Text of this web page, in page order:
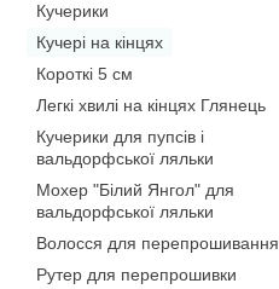
Кучерики
Кучері на кінцях
Короткі 5 см
Легкі хвилі на кінцях Глянець
Кучерики для пупсів і
вальдорфської ляльки
Мохер "Білий Янгол" для
вальдорфської ляльки
Волосся для перепрошивання
Рутер для перепрошивки